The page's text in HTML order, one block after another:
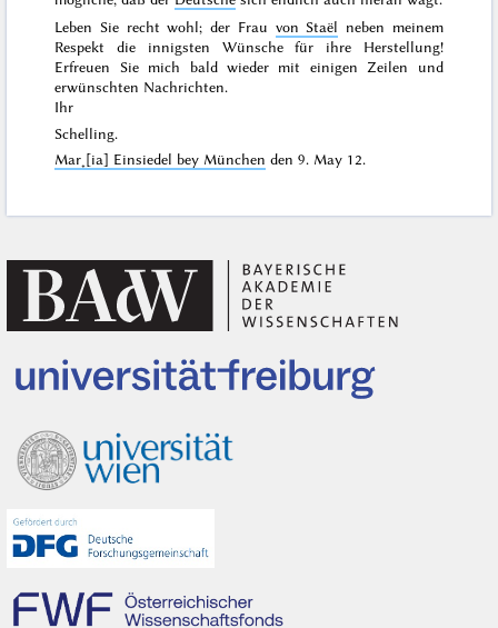
Leben Sie recht wohl; der Frau von Staël neben meinem
Respekt die innigsten Wünsche für ihre Herstellung!
Erfreuen Sie mich bald wieder mit einigen Zeilen und
erwünschten Nachrichten.
Ihr
Schelling.
Mar˖[ia] Einsiedel bey München den9. May 12.